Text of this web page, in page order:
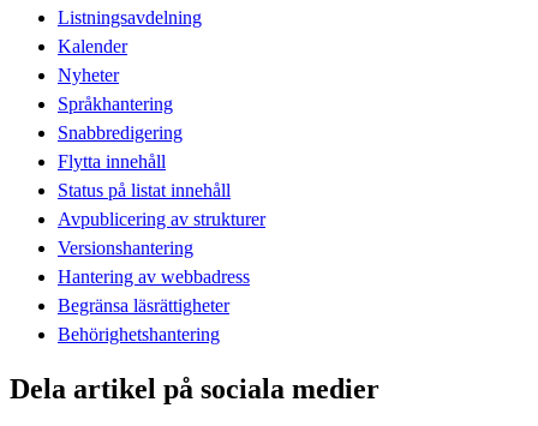
Listningsavdelning
Kalender
Nyheter
Språkhantering
Snabbredigering
Flytta innehåll
Status på listat innehåll
Avpublicering av strukturer
Versionshantering
Hantering av webbadress
Begränsa läsrättigheter
Behörighetshantering
Dela artikel på sociala medier